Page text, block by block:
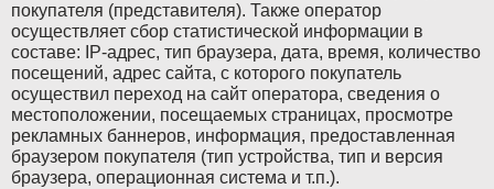
покупателя (представителя). Также оператор
осуществляет сбор статистической информации в
составе: IP-адрес, тип браузера, дата, время, количество
посещений, адрес сайта, с которого покупатель
осуществил переход на сайт оператора, сведения о
местоположении, посещаемых страницах, просмотре
рекламных баннеров, информация, предоставленная
браузером покупателя (тип устройства, тип и версия
браузера, операционная система и т.п.).
Porsche
Ram
Ravon
Renault
Porsche
Ram
Ravon
Renault